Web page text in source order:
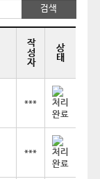
작
성
자
상
태
***
***